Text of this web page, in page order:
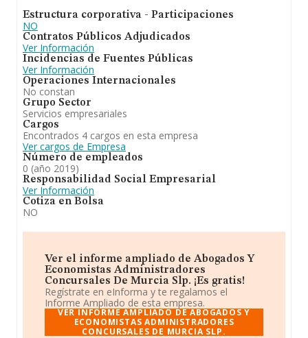
Estructura corporativa - Participaciones
NO
Contratos Públicos Adjudicados
Ver Información
Incidencias de Fuentes Públicas
Ver Información
Operaciones Internacionales
No constan
Grupo Sector
Servicios empresariales
Cargos
Encontrados 4 cargos en esta empresa
Ver cargos de Empresa
Número de empleados
0 (año 2019)
Responsabilidad Social Empresarial
Ver Información
Cotiza en Bolsa
NO
Ver el informe ampliado de Abogados Y
Economistas Administradores
Concursales De Murcia Slp. ¡Es gratis!
Regístrate en eInforma y te regalamos el
Informe Ampliado de esta empresa.
VER INFORME AMPLIADO DE ABOGADOS Y
ECONOMISTAS ADMINISTRADORES
CONCURSALES DE MURCIA SLP.